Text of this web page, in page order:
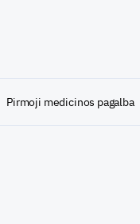
Pirmoji medicinos pagalba